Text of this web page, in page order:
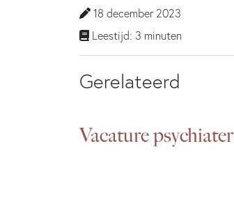
18 december 2023
Leestijd: 3 minuten
Gerelateerd
Vacature psychiater